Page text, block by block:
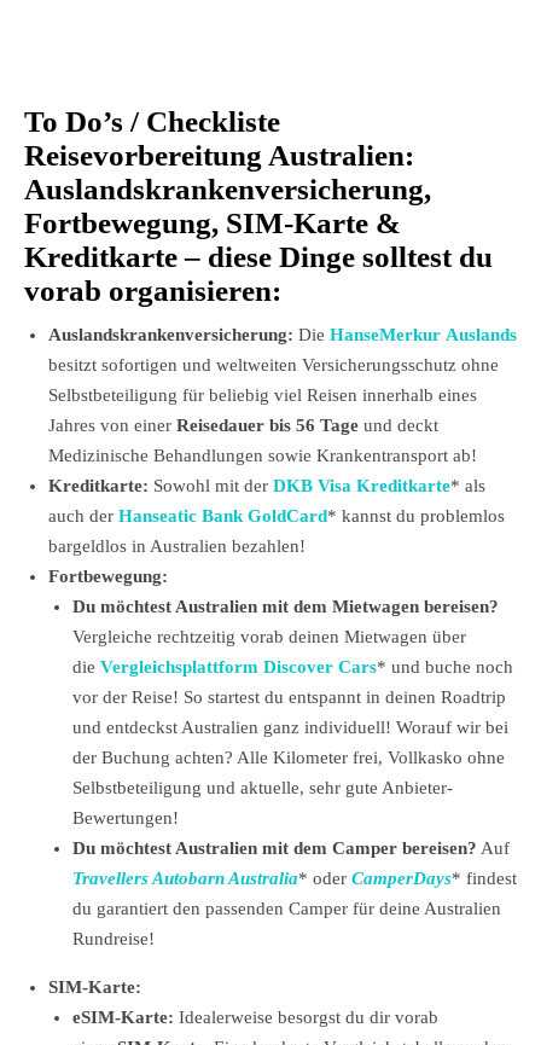
To Do’s / Checkliste
Reisevorbereitung Australien:
Auslandskrankenversicherung,
Fortbewegung, SIM-Karte &
Kreditkarte – diese Dinge solltest du
vorab organisieren:
Auslandskrankenversicherung: Die HanseMerkur
besitzt sofortigen und weltweiten Versicherungsschutz ohne
Selbstbeteiligung für beliebig viel Reisen innerhalb eines
Jahres von einer Reisedauer bis 56 Tage und deckt
Medizinische Behandlungen sowie Krankentransport ab!
Kreditkarte: Sowohl mit der DKB Visa Kreditkarte* als
auch der Hanseatic Bank GoldCard* kannst du problemlos
bargeldlos in Australien bezahlen!
Fortbewegung:
Du möchtest Australien mit dem Mietwagen bereisen?
Vergleiche rechtzeitig vorab deinen Mietwagen über
die Vergleichsplattform Discover Cars* und buche noch
vor der Reise! So startest du entspannt in deinen Roadtrip
und entdeckst Australien ganz individuell! Worauf wir bei
der Buchung achten? Alle Kilometer frei, Vollkasko ohne
Selbstbeteiligung und aktuelle, sehr gute Anbieter-
Bewertungen!
Du möchtest Australien mit dem Camper bereisen? Auf
Travellers Autobarn Australia* oder CamperDays* findest
du garantiert den passenden Camper für deine Australien
Rundreise!
SIM-Karte:
eSIM-Karte: Idealerweise besorgst du dir vorab